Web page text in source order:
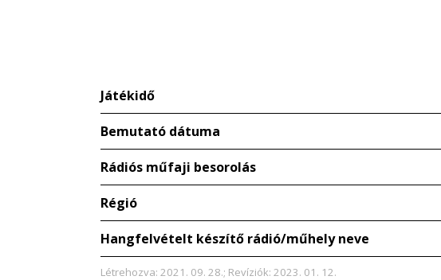
Játékidő
Bemutató dátuma
Rádiós műfaji besorolás
Régió
Hangfelvételt készítő rádió/műhely neve
Létrehozva: 2021. 09. 28.; Revíziók: 2023. 01. 12.